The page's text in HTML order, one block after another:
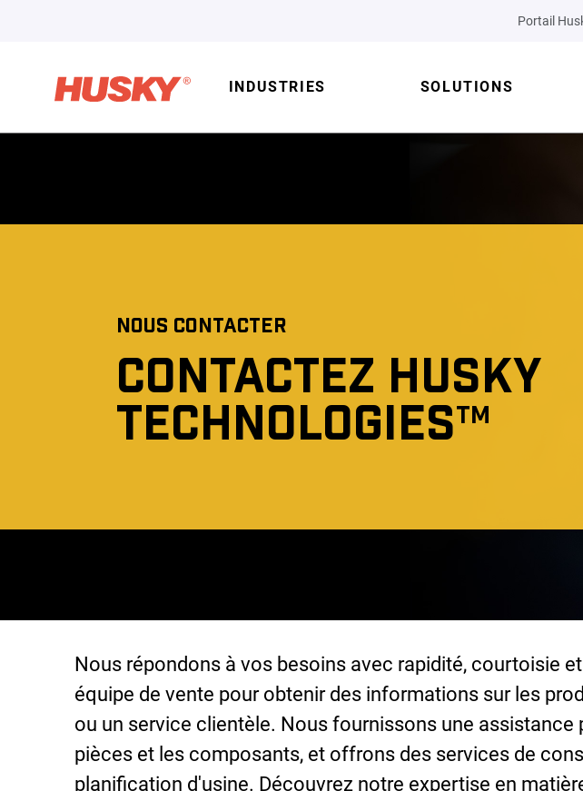
Portail
INDUSTRIES SOLUTIONS
NOUS CONTACTER
CONTACTEZ HUSKY
TECHNOLOGIESTM
Nous répondons à vos besoins avec rapidité, courtoisie
équipe de vente pour obtenir des informations sur les
ou un service clientèle. Nous fournissons une
pièces et les composants, et offrons des services de
planification d'usine. Découvrez notre expertise en